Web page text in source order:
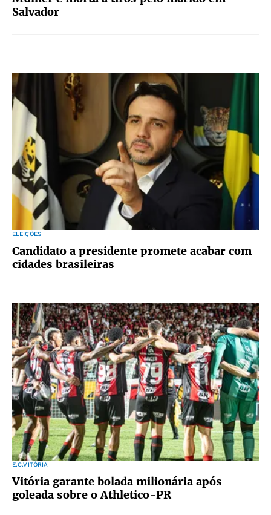
Salvador
ELEIÇÕES
Candidato a presidente promete acabar com
cidades brasileiras
E.C.VITÓRIA
Vitória garante bolada milionária após
goleada sobre o Athletico-PR